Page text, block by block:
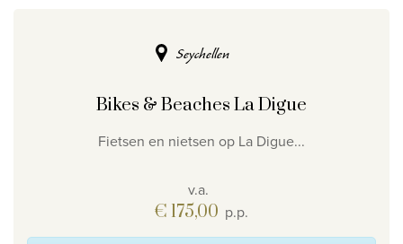
Seychellen
Bikes & Beaches La Digue
Fietsen en nietsen op La Digue...
v.a.
€ 175,00 p.p.